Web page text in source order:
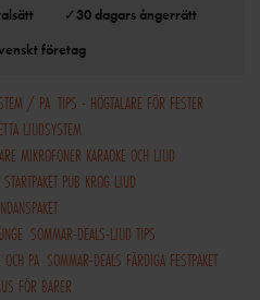
✓30 dagars ångerrätt
företag
/ PA TIPS - HÖGTALARE FÖR FESTER
LJUDSYSTEM
MIKROFONER KARAOKE OCH LJUD
PUB KROG LJUD
SOMMAR-DEALS-LJUD TIPS
OCH PA SOMMAR-DEALS FÄRDIGA FESTPAKET
FÖR BARER